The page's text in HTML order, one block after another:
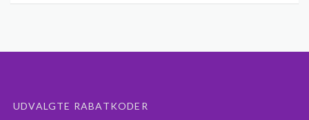
UDVALGTE RABATKODER